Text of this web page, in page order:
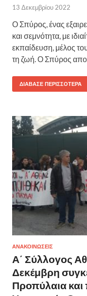
13 Δεκεμβρίου 2022
Ο Σπύρος, ένας
και σεμνότητα, με
εκπαίδευση, μέλος
τη ζωή. Ο Σπύρος
ΔΙΆΒΑΣΕ ΠΕΡΙΣΣΌΤΕΡΑ
ΑΝΑΚΟΙΝΩΣΕΙΣ
Α΄ Σύλλογος
Δεκέμβρη
Προπύλαια και